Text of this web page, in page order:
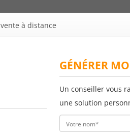
à distance
GÉNÉRER
Un conseiller vous
une solution